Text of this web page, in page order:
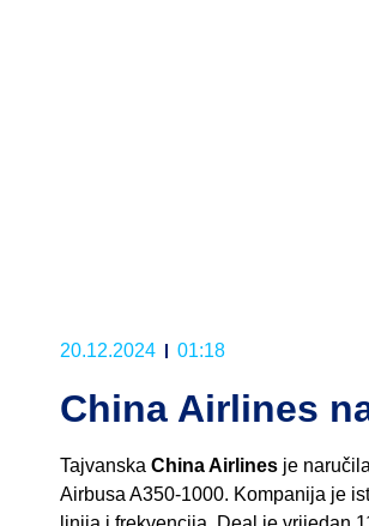
20.12.2024 01:18
China Airlines
Tajvanska China Airlines je
Airbusa A350-1000. Kompanija je